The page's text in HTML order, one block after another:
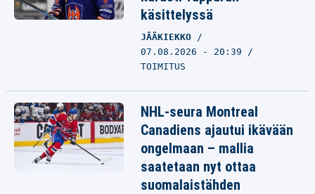
käsittelyssä
JÄÄKIEKKO
07.08.2026 - 20:39
TOIMITUS
NHL-seura Montreal
Canadiens ajautui ikävään
ongelmaan – mallia
saatetaan nyt ottaa
suomalaistähden